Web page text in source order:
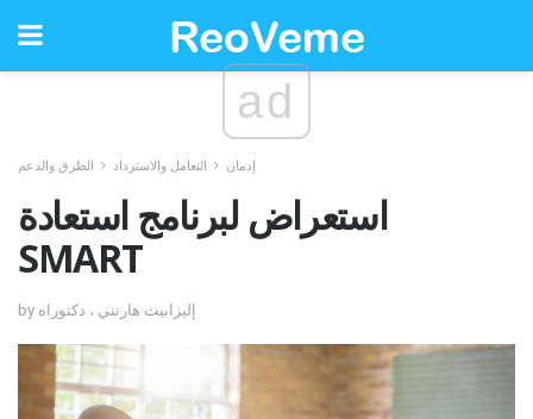
ad
إدمان التعامل والاسترداد الطرق والدعم
استعراض لبرنامج استعادة
SMART
by إليزابيث هارتني ، دكتوراه